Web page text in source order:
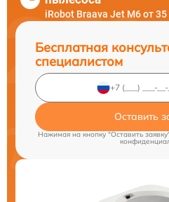
iRobot Braava Jet M6 от
Бесплатная
специалистом
Оставить
Нажимая на кнопку "Оставить